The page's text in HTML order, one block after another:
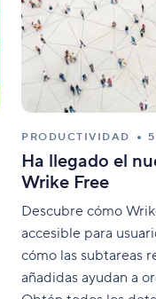
PRODUCTIVIDAD
Ha llegado el
Wrike Free
Descubre cómo
accesible para
cómo las subtareas
añadidas ayudan a